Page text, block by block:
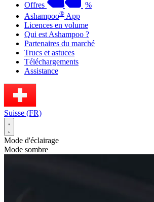
Offres
%
Ashampoo® App
Licences en volume
Qui est Ashampoo ?
Partenaires du marché
Trucs et astuces
Téléchargements
Assistance
Suisse (FR)
Mode d'éclairage
Mode sombre